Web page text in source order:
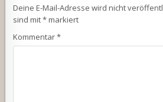
Deine E-Mail-Adresse wird nicht
sind mit*markiert
Kommentar*